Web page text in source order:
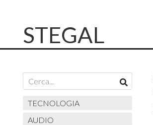
STEGAL
TECNOLOGIA
AUDIO